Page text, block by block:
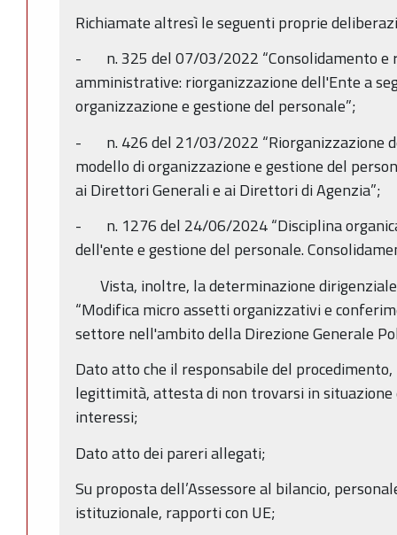
Richiamate altresì le seguenti proprie
- n. 325 del 07/03/2022 “Consolidamento e
amministrative: riorganizzazione dell'Ente a
organizzazione e gestione del personale”;
- n. 426 del 21/03/2022 “Riorganizzazione
modello di organizzazione e gestione del
ai Direttori Generali e ai Direttori di Agenzia”;
- n. 1276 del 24/06/2024 “Disciplina
dell'ente e gestione del personale.
Vista, inoltre, la determinazione
“Modifica micro assetti organizzativi e
settore nell'ambito della Direzione Generale
Dato atto che il responsabile del
legittimità, attesta di non trovarsi in
interessi;
Dato atto dei pareri allegati;
Su proposta dell’Assessore al bilancio,
istituzionale, rapporti con UE;